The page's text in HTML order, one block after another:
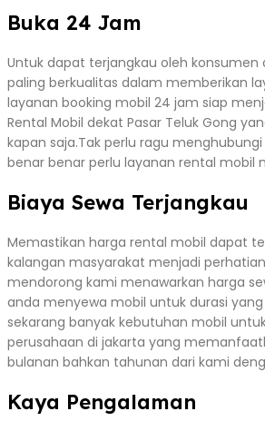
Buka 24 Jam
Untuk dapat terjangkau oleh konsumen
paling berkualitas dalam memberikan
layanan booking mobil 24 jam siap
Rental Mobil dekat Pasar Teluk Gong
kapan saja.Tak perlu ragu
benar benar perlu layanan rental mobil
Biaya Sewa Terjangkau
Memastikan harga rental mobil dapat
kalangan masyarakat menjadi
mendorong kami menawarkan harga
anda menyewa mobil untuk durasi
sekarang banyak kebutuhan mobil
perusahaan di jakarta yang
bulanan bahkan tahunan dari kami
Kaya Pengalaman